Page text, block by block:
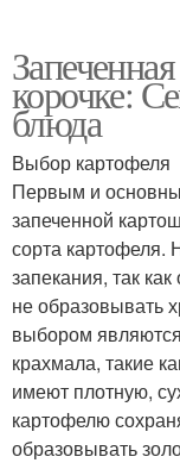
корочке:
блюда
Выбор картофеля
Первым и
запеченной
сорта картофеля.
запекания, так
не образовывать
выбором
крахмала, такие
имеют плотную,
картофелю
образовывать